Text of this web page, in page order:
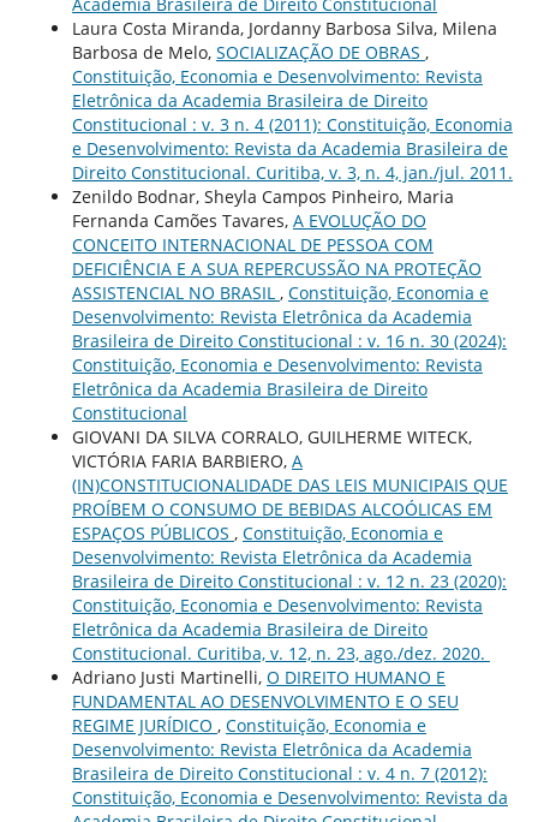
Laura Costa Miranda, Jordanny Barbosa Silva, Milena
Barbosa de Melo, SOCIALIZAÇÃO DE OBRAS ,
Constituição, Economia e Desenvolvimento: Revista
Eletrônica da Academia Brasileira de Direito
Constitucional : v. 3 n. 4 (2011): Constituição, Economia
e Desenvolvimento: Revista da Academia Brasileira de
Direito Constitucional. Curitiba, v. 3, n. 4, jan./jul. 2011.
Zenildo Bodnar, Sheyla Campos Pinheiro, Maria
Fernanda Camões Tavares, A EVOLUÇÃO DO
CONCEITO INTERNACIONAL DE PESSOA COM
DEFICIÊNCIA E A SUA REPERCUSSÃO NA PROTEÇÃO
ASSISTENCIAL NO BRASIL , Constituição, Economia e
Desenvolvimento: Revista Eletrônica da Academia
Brasileira de Direito Constitucional : v. 16 n. 30 (2024):
Constituição, Economia e Desenvolvimento: Revista
Eletrônica da Academia Brasileira de Direito
Constitucional
GIOVANI DA SILVA CORRALO, GUILHERME WITECK,
VICTÓRIA FARIA BARBIERO, A
(IN)CONSTITUCIONALIDADE DAS LEIS MUNICIPAIS QUE
PROÍBEM O CONSUMO DE BEBIDAS ALCOÓLICAS EM
ESPAÇOS PÚBLICOS , Constituição, Economia e
Desenvolvimento: Revista Eletrônica da Academia
Brasileira de Direito Constitucional : v. 12 n. 23 (2020):
Constituição, Economia e Desenvolvimento: Revista
Eletrônica da Academia Brasileira de Direito
Constitucional. Curitiba, v. 12, n. 23, ago./dez. 2020.
Adriano Justi Martinelli, O DIREITO HUMANO E
FUNDAMENTAL AO DESENVOLVIMENTO E O SEU
REGIME JURÍDICO , Constituição, Economia e
Desenvolvimento: Revista Eletrônica da Academia
Brasileira de Direito Constitucional : v. 4 n. 7 (2012):
Constituição, Economia e Desenvolvimento: Revista da